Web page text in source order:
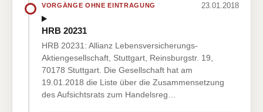
VORGÄNGE OHNE EINTRAGUNG 23.01.2018
HRB 20231
HRB 20231: Allianz Lebensversicherungs-
Aktiengesellschaft, Stuttgart, Reinsburgstr. 19,
70178 Stuttgart. Die Gesellschaft hat am
19.01.2018 die Liste über die Zusammensetzung
des Aufsichtsrats zum Handelsreg…